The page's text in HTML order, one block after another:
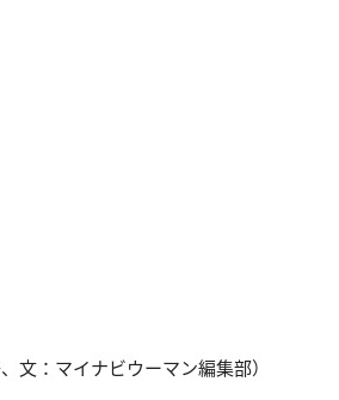
文：マイナビウーマン編集部）